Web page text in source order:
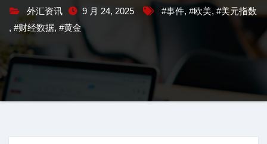
外汇资讯 9 月 24, 2025 #事件, #欧美, #美元指数
, #财经数据, #黄金